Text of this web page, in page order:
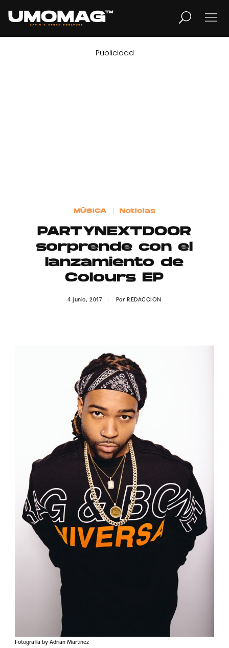
LIFESTYLE
Contacto
Aviso Legal
Publicidad
MÚSICA Noticias
PARTYNEXTDOOR
sorprende con el
lanzamiento de
Colours EP
4 junio, 2017 Por REDACCION
Fotografía by Adrian Martinez